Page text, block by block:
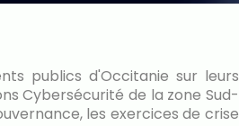
publics d'Occitanie sur leurs
Cybersécurité de la zone Sud-
les exercices de crise